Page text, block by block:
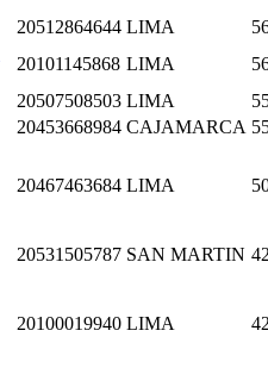
20512864644 LIMA
20101145868 LIMA
20507508503 LIMA
20453668984 CAJAMARCA
20467463684 LIMA
20531505787 SAN MARTIN
20100019940 LIMA